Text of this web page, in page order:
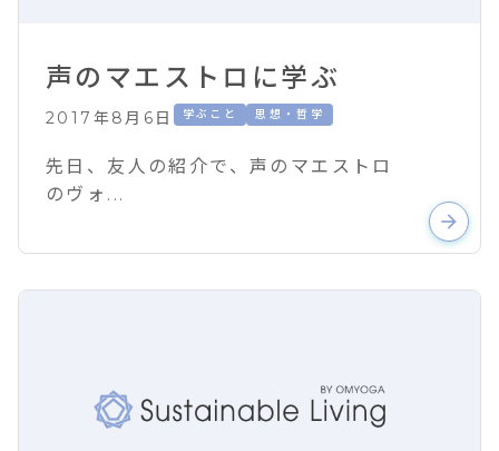
声のマエストロに学ぶ
2017年8月6日 学ぶこと 思想・哲学
先日、友人の紹介で、声のマエストロ
のヴォ...
arrow_forward